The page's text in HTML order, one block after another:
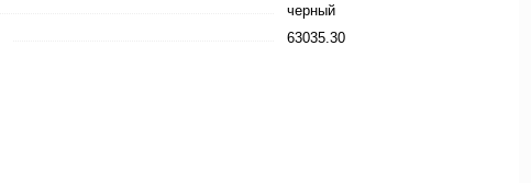
черный
63035.30